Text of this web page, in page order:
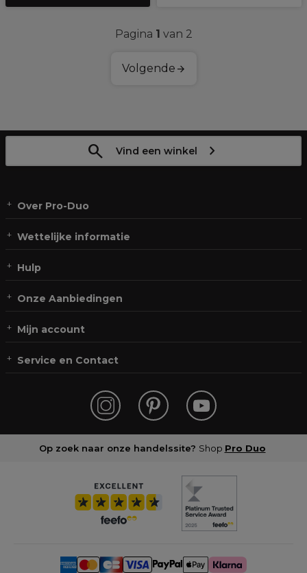
Pagina 1 van 2
Volgende
Vind een winkel
Over Pro-Duo
Wettelijke informatie
Hulp
Onze Aanbiedingen
Mijn account
Service en Contact
Op zoek naar onze handelssite? Shop Pro Duo